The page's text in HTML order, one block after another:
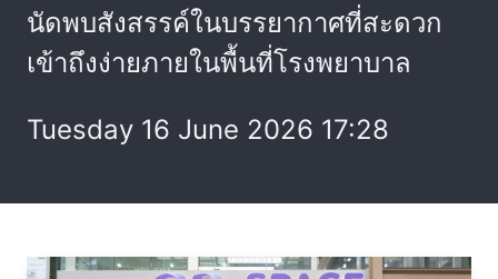
นัดพบสังสรรค์ในบรรยากาศที่สะดวก
เข้าถึงง่ายภายในพื้นที่โรงพยาบาล
Tuesday 16 June 2026 17:28